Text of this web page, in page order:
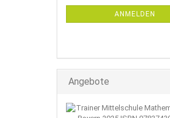
ANMELDEN
Angebote